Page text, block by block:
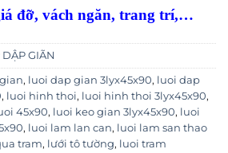
đỡ, vách ngăn, trang trí,…
GIÃN
, luoi dap gian 3lyx45x90, luoi dap
, luoi hinh thoi, luoi hinh thoi 3lyx45x90,
45x90, luoi keo gian 3lyx45x90, luoi
, luoi lam lan can, luoi lam san thao
tram, lưới tô tường, luoi tram